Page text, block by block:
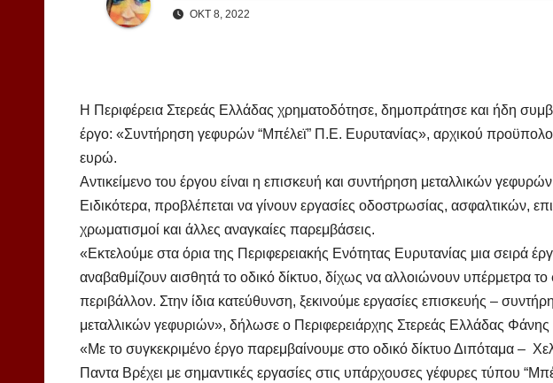
ΟΚΤ 8, 2022
Η Περιφέρεια Στερεάς Ελλάδας χρηματοδότησε, δημοπράτησε και ήδη
έργο: «Συντήρηση γεφυρών “Μπέλεϊ” Π.Ε. Ευρυτανίας», αρχικού
ευρώ.
Αντικείμενο του έργου είναι η επισκευή και συντήρηση μεταλλικών
Ειδικότερα, προβλέπεται να γίνουν εργασίες οδοστρωσίας, ασφαλτικών,
χρωματισμοί και άλλες αναγκαίες παρεμβάσεις.
«Εκτελούμε στα όρια της Περιφερειακής Ενότητας Ευρυτανίας μια σειρά
αναβαθμίζουν αισθητά το οδικό δίκτυο, δίχως να αλλοιώνουν υπέρμετρα το
περιβάλλον. Στην ίδια κατεύθυνση, ξεκινούμε εργασίες επισκευής –
μεταλλικών γεφυριών», δήλωσε ο Περιφερειάρχης Στερεάς Ελλάδας
«Με το συγκεκριμένο έργο παρεμβαίνουμε στο οδικό δίκτυο Διπόταμα –
Παντα Βρέχει με σημαντικές εργασίες στις υπάρχουσες γέφυρες τύπου